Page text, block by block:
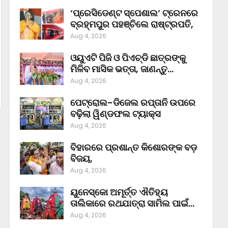
‘ପ୍ରେସିଡେଣ୍ଟ ସ୍ପେଶାଲ’ ଟ୍ରେନରେ
ବ୍ରହ୍ମପୁର ପହଞ୍ଚିଲେ ରାଷ୍ଟ୍ରପତି,
Aug 4, 2026
ଓୟୁଏଟି ପିଜି ଓ ପିଏଚ୍‌ଡି ଛାତ୍ରଙ୍କୁ
ମିଳିବ ମାସିକ ଭତ୍ତା, ଜାଣନ୍ତୁ…
Aug 4, 2026
ପେଟ୍ରୋଲ-ଡିଜେଲ ରପ୍ତାନି ଉପରେ
ବଢ଼ିଲା ୱିଣ୍ଡଫଲ ଟ୍ୟାକ୍ସ
Aug 4, 2026
ବିହାରରେ ପ୍ରଶାନ୍ତ କିଶୋରଙ୍କ ବଡ଼
ବିଜୟ,
Aug 4, 2026
ୟୁନେସ୍କୋ ଅମୂର୍ତ୍ତ ଐତିହ୍ୟ
ତାଲିକାରେ ରଥଯାତ୍ରା ସାମିଲ ପାଇଁ…
Aug 4, 2026